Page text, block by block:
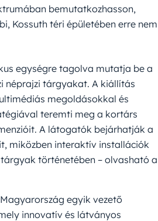
bemutatkozhasson,
Kossuth téri épületében erre nem
egységre tagolva mutatja be a
néprajzi tárgyakat. A kiállítás
megoldásokkal és
teremti meg a kortárs
A látogatók bejárhatják a
miközben interaktív installációk
történetében – olvasható a
egyik vezető
innovatív és látványos